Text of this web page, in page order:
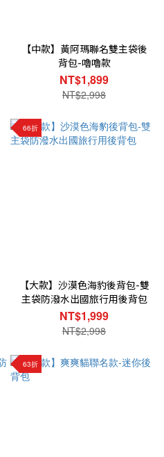
【中款】黃阿瑪聯名雙主袋後
背包-嚕嚕款
NT$1,899
NT$2,998
66折
【大款】沙漠色海豹後背包-雙
主袋防潑水出國旅行用後背包
NT$1,999
NT$2,998
63折